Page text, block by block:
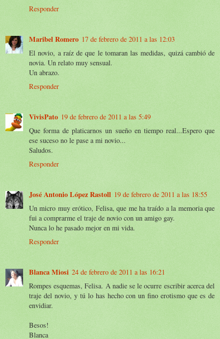
Responder
Maribel Romero 17 de febrero de 2011 a las 12:03
El novio, a raíz de que le tomaran las medidas, quizá cambió de
novia. Un relato muy sensual.
Un abrazo.
Responder
VivisPato 19 de febrero de 2011 a las 5:49
Que forma de platicarnos un sueño en tiempo real...Espero que
ese suceso no le pase a mi novio...
Saludos.
Responder
José Antonio López Rastoll 19 de febrero de 2011 a las 18:55
Un micro muy erótico, Felisa, que me ha traído a la memoria que
fui a comprarme el traje de novio con un amigo gay.
Nunca lo he pasado mejor en mi vida.
Responder
Blanca Miosi 24 de febrero de 2011 a las 16:21
Rompes esquemas, Felisa. A nadie se le ocurre escribir acerca del
traje del novio, y tú lo has hecho con un fino erotismo que es de
envidiar.
Besos!
Blanca